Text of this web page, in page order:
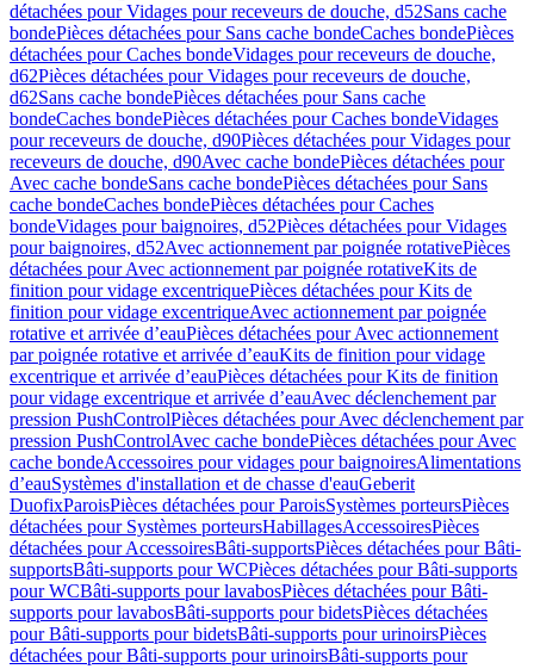
détachées pour Vidages pour receveurs de douche, d52Sans cache
bondePièces détachées pour Sans cache bondeCaches bondePièces
détachées pour Caches bondeVidages pour receveurs de douche,
d62Pièces détachées pour Vidages pour receveurs de douche,
d62Sans cache bondePièces détachées pour Sans cache
bondeCaches bondePièces détachées pour Caches bondeVidages
pour receveurs de douche, d90Pièces détachées pour Vidages pour
receveurs de douche, d90Avec cache bondePièces détachées pour
Avec cache bondeSans cache bondePièces détachées pour Sans
cache bondeCaches bondePièces détachées pour Caches
bondeVidages pour baignoires, d52Pièces détachées pour Vidages
pour baignoires, d52Avec actionnement par poignée rotativePièces
détachées pour Avec actionnement par poignée rotativeKits de
finition pour vidage excentriquePièces détachées pour Kits de
finition pour vidage excentriqueAvec actionnement par poignée
rotative et arrivée d’eauPièces détachées pour Avec actionnement
par poignée rotative et arrivée d’eauKits de finition pour vidage
excentrique et arrivée d’eauPièces détachées pour Kits de finition
pour vidage excentrique et arrivée d’eauAvec déclenchement par
pression PushControlPièces détachées pour Avec déclenchement par
pression PushControlAvec cache bondePièces détachées pour Avec
cache bondeAccessoires pour vidages pour baignoiresAlimentations
d’eauSystèmes d'installation et de chasse d'eauGeberit
DuofixParoisPièces détachées pour ParoisSystèmes porteursPièces
détachées pour Systèmes porteursHabillagesAccessoiresPièces
détachées pour AccessoiresBâti-supportsPièces détachées pour Bâti-
supportsBâti-supports pour WCPièces détachées pour Bâti-supports
pour WCBâti-supports pour lavabosPièces détachées pour Bâti-
supports pour lavabosBâti-supports pour bidetsPièces détachées
pour Bâti-supports pour bidetsBâti-supports pour urinoirsPièces
détachées pour Bâti-supports pour urinoirsBâti-supports pour